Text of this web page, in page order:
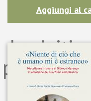
Aggiungi al
Iscriviti
per
sulle